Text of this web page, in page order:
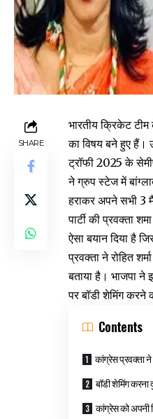
SHARE
भारतीय क्रिकेट टीम
का विषय बने हुए हैं।
ट्रॉफी 2025 के
ने ग्रुप स्टेज में
हराकर अपने सभी 3
पार्टी की प्रवक्ता
ऐसा बयान दिया है
प्रवक्ता ने रोहित
बताया है। भाजपा ने
पर बॉडी शेमिंग करने
Contents
कांग्रेस प्रवक्ता
बॉडी शेमिंग
कांग्रेस को अपनी